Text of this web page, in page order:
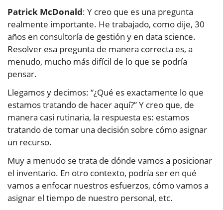
Patrick McDonald: Y creo que es una pregunta
realmente importante. He trabajado, como dije, 30
años en consultoría de gestión y en data science.
Resolver esa pregunta de manera correcta es, a
menudo, mucho más difícil de lo que se podría
pensar.
Llegamos y decimos: “¿Qué es exactamente lo que
estamos tratando de hacer aquí?” Y creo que, de
manera casi rutinaria, la respuesta es: estamos
tratando de tomar una decisión sobre cómo asignar
un recurso.
Muy a menudo se trata de dónde vamos a posicionar
el inventario. En otro contexto, podría ser en qué
vamos a enfocar nuestros esfuerzos, cómo vamos a
asignar el tiempo de nuestro personal, etc.